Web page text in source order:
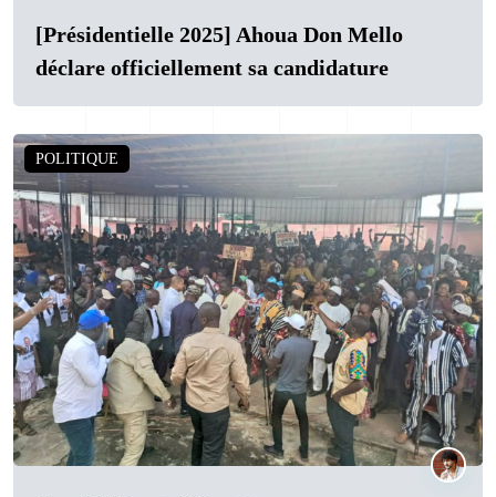
[Présidentielle 2025] Ahoua Don Mello
déclare officiellement sa candidature
POLITIQUE